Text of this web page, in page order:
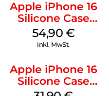
Apple iPhone 16
Silicone Case
MagSafe Lake
Green
54,90 €
inkl. MwSt.
Apple iPhone 16
Silicone Case
MagSafe Fuchsia